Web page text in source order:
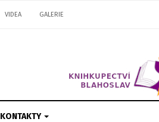
VIDEA GALERIE
KONTAKTY